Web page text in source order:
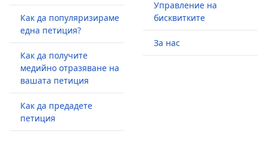
Как да популяризираме
една петиция?
Как да получите
медийно отразяване на
вашата петиция
Как да предадете
петиция
Управление на
бисквитките
За нас